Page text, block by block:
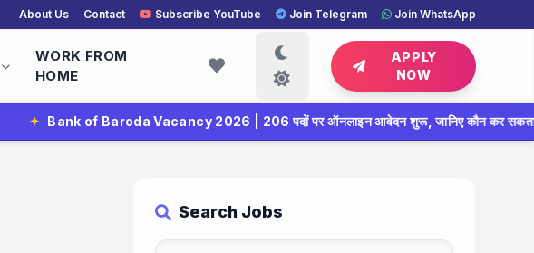
About Us Contact Subscribe YouTube Join Telegram Join WhatsApp
WORK FROM
HOME
APPLY
NOW
Vacancy 2026 | 206 पदों पर ऑनलाइन आवेदन शुरू, जानिए कौन कर सकता है अप्लाई ✦
Search Jobs